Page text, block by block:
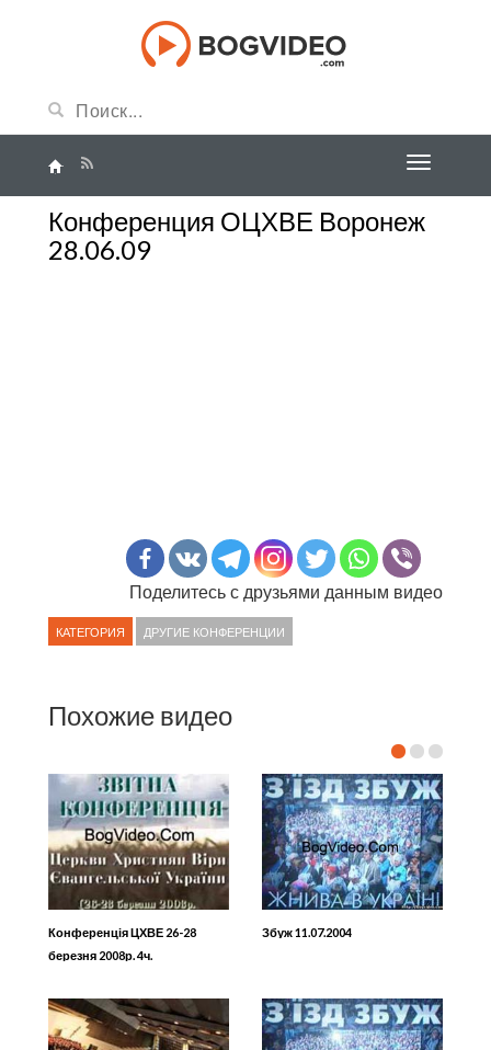
Конференция ОЦХВЕ Воронеж
28.06.09
Поделитесь с друзьями данным видео
КАТЕГОРИЯ ДРУГИЕ КОНФЕРЕНЦИИ
Похожие видео
Конференція ЦХВЕ 26-28
березня 2008р. 4ч.
Збуж 11.07.2004